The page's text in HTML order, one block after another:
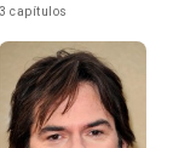
3 capítulos